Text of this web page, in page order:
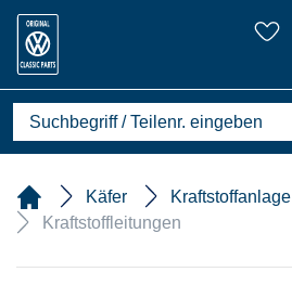
Käfer
Kraftstoffanlage
Kraftstoffleitungen